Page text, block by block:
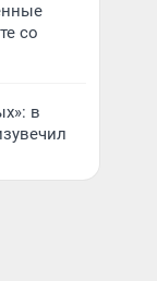
со
в